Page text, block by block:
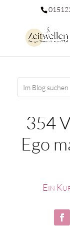
354
Ego
Ein